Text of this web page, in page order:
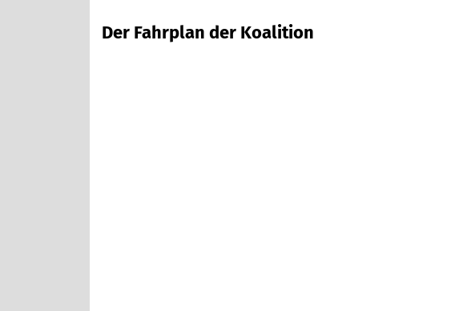
Der Fahrplan der Koalition